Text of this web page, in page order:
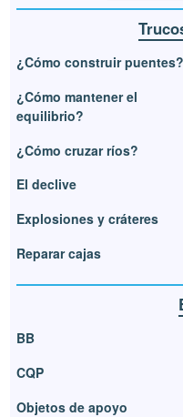
¿Cómo construir puentes?
¿Cómo mantener el
equilibrio?
¿Cómo cruzar ríos?
El declive
Explosiones y cráteres
Reparar cajas
BB
CQP
Objetos de apoyo